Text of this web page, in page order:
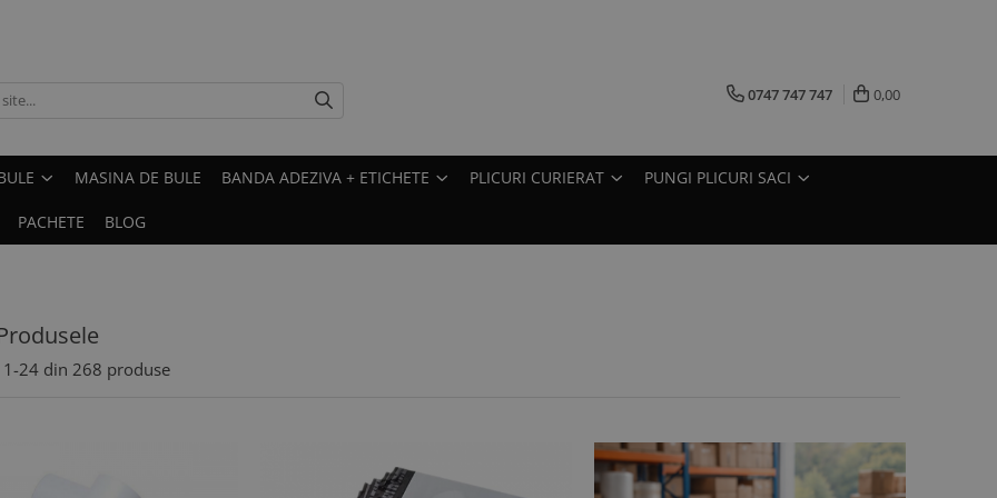
0747 747 747 0,00
MASINA DE BULE BANDA ADEZIVA + ETICHETE PLICURI CURIERAT PUNGI PLICURI SACI
PACHETE BLOG
1-24 din 268 produse